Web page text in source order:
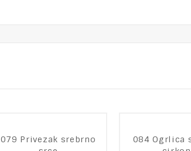
079 Privezak srebrno
084 Ogrlica